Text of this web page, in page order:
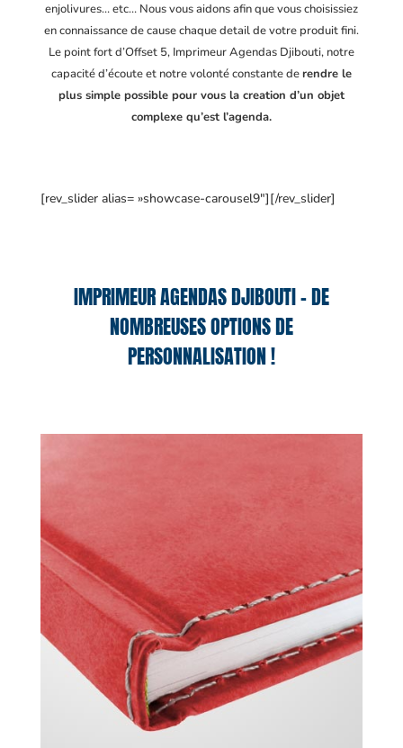
enjolivures… etc… Nous vous aidons afin que vous choisissiez
en connaissance de cause chaque detail de votre produit fini.
Le point fort d’Offset 5, Imprimeur Agendas Djibouti, notre
capacité d’écoute et notre volonté constante derendre le
plus simple possible pour vous la creation d’un objet
complexe qu’est l’agenda.
[rev_slider alias= »showcase-carousel9″][/rev_slider]
IMPRIMEUR AGENDAS DJIBOUTI – DE
NOMBREUSES OPTIONS DE
PERSONNALISATION !